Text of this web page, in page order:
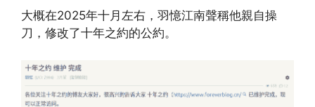
大概在2025年十月左右，羽憶江南聲稱他親自操
刀，修改了十年之約的公約。